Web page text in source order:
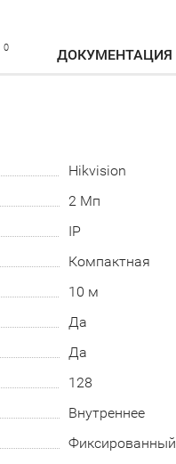
0 ДОКУМЕНТАЦИЯ
Hikvision
2 Мп
IP
Компактная
10 м
Да
Да
128
Внутреннее
Фиксированный